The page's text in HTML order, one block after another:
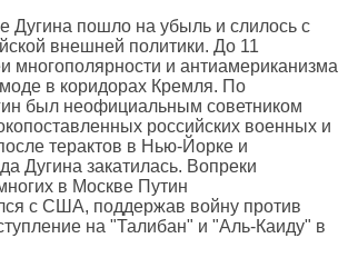
Дугина пошло на убыль и слилось с
внешней политики. До 11
многополярности и антиамериканизма
в коридорах Кремля. По
был неофициальным советником
российских военных и
терактов в Нью-Йорке и
Дугина закатилась. Вопреки
в Москве Путин
с США, поддержав войну против
на "Талибан" и "Аль-Каиду" в